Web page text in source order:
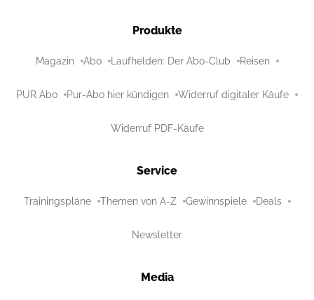
Produkte
Magazin Abo Laufhelden: Der Abo-Club Reisen
PUR Abo Pur-Abo hier kündigen Widerruf digitaler Käufe
Widerruf PDF-Käufe
Service
Trainingspläne Themen von A-Z Gewinnspiele Deals
Newsletter
Media